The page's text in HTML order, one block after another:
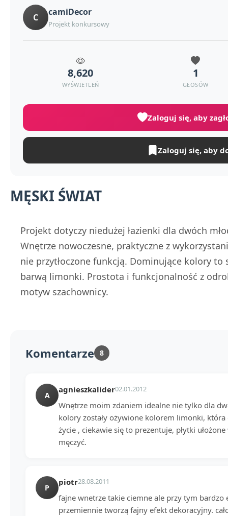
MĘSKI ŚWIAT
Projekt dotyczy niedużej łazienki dla dwóch
Wnętrze nowoczesne, praktyczne z
nie przytłoczone funkcją. Dominujące kolory to
barwą limonki. Prostota i funkcjonalność z
motyw szachownicy.
C camiDecor
Projekt konkursowy
8,620
WYŚWIETLEŃ
1
GŁOSÓW
Zaloguj się, aby
Zaloguj się, aby
Komentarze 8
A
agnieszkalider02.01.2012
Wnętrze moim zdaniem idealne nie tylko dla
kolory zostały ożywione kolorem limonki,
życie , ciekawie się to prezentuje, płytki
męczyć.
P
piotr28.08.2011
fajne wnetrze takie ciemne ale przy tym bardzo
przemiennie tworzą fajny efekt dekoracyjny.